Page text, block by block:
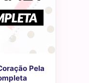
Pela